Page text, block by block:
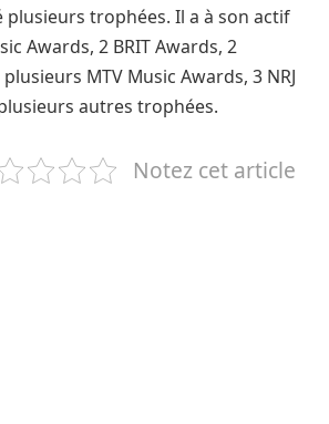
plusieurs trophées. Il a à son actif
Awards, 2 BRIT Awards, 2
MTV Music Awards, 3 NRJ
autres trophées.
Notez cet article